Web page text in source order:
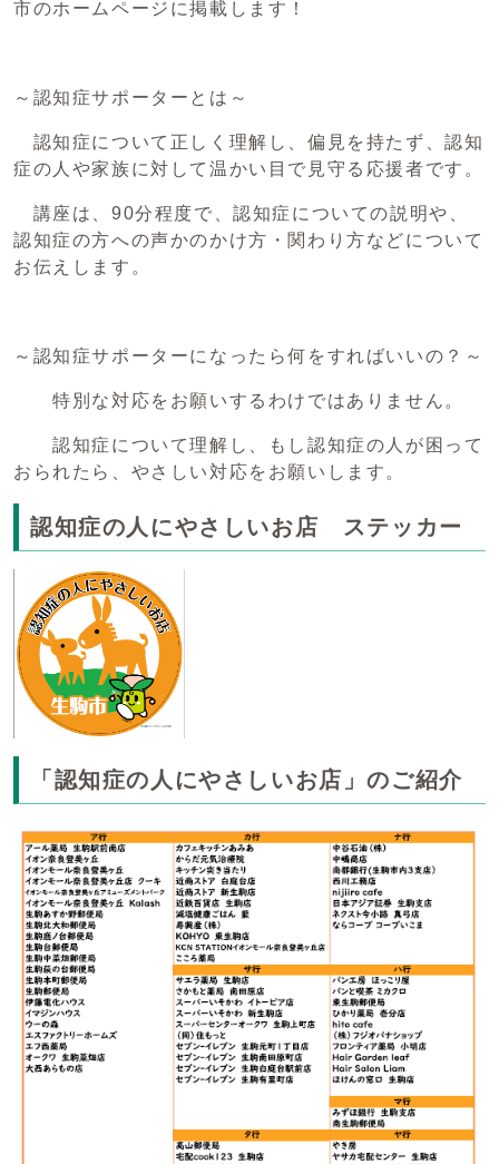
市のホームページに掲載します！
～認知症サポーターとは～
認知症について正しく理解し、偏見を持たず、認知
症の人や家族に対して温かい目で見守る応援者です。
講座は、90分程度で、認知症についての説明や、
認知症の方への声かのかけ方・関わり方などについて
お伝えします。
～認知症サポーターになったら何をすればいいの？～
特別な対応をお願いするわけではありません。
認知症について理解し、もし認知症の人が困って
おられたら、やさしい対応をお願いします。
認知症の人にやさしいお店 ステッカー
「認知症の人にやさしいお店」のご紹介